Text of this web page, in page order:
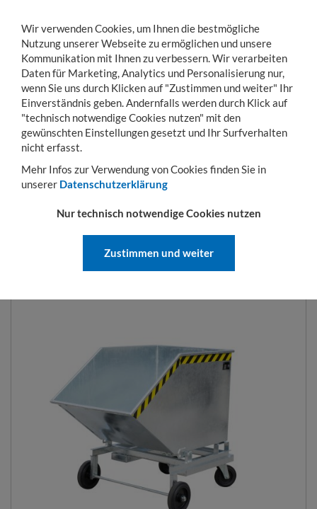
Toggle
navigation
MENÜ KONTO WARENKORB
Sie sind hier: Hubgeräte Sammelbehälter
KASTENWAGEN TYP SKW-ET 600
L | 1395 X 1070 X 1220 MM |
FEUERVERZINKT
Wir verwenden Cookies, um Ihnen die bestmögliche
Nutzung unserer Webseite zu ermöglichen und unsere
Kommunikation mit Ihnen zu verbessern. Wir verarbeiten
Daten für Marketing, Analytics und Personalisierung nur,
wenn Sie uns durch Klicken auf "Zustimmen und weiter" Ihr
Einverständnis geben. Andernfalls werden durch Klick auf
"technisch notwendige Cookies nutzen" mit den
gewünschten Einstellungen gesetzt und Ihr Surfverhalten
nicht erfasst.
Mehr Infos zur Verwendung von Cookies finden Sie in
unserer Datenschutzerklärung
Nur technisch notwendige Cookies nutzen
Zustimmen und weiter